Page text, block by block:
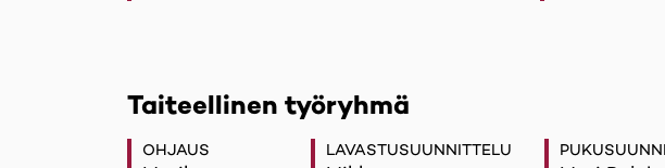
Taiteellinen työryhmä
OHJAUS LAVASTUSUUNNITTELU